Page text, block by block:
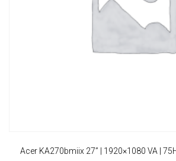
Acer KA270bmiix 27” | 1920×1080 VA |